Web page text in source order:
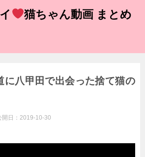
猫ちゃん動画 まとめ
に八甲田で出会った捨て猫の
開日： 2019-10-30